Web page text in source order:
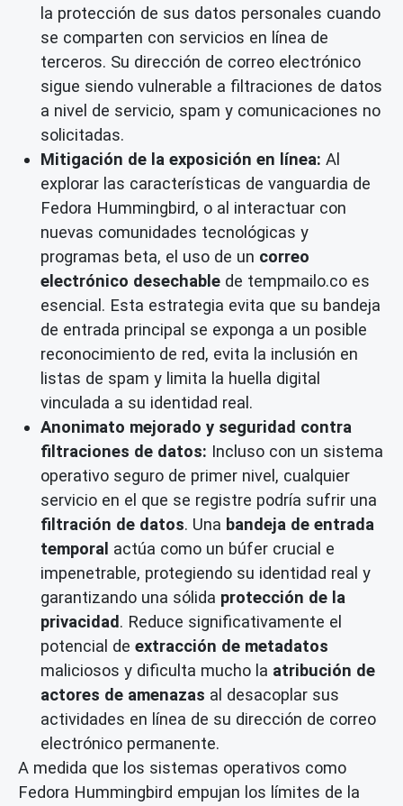
la protección de sus datos personales cuando
se comparten con servicios en línea de
terceros. Su dirección de correo electrónico
sigue siendo vulnerable a filtraciones de datos
a nivel de servicio, spam y comunicaciones no
solicitadas.
Mitigación de la exposición en línea: Al
explorar las características de vanguardia de
Fedora Hummingbird, o al interactuar con
nuevas comunidades tecnológicas y
programas beta, el uso de un correo
electrónico desechable de tempmailo.co es
esencial. Esta estrategia evita que su bandeja
de entrada principal se exponga a un posible
reconocimiento de red, evita la inclusión en
listas de spam y limita la huella digital
vinculada a su identidad real.
Anonimato mejorado y seguridad contra
filtraciones de datos: Incluso con un sistema
operativo seguro de primer nivel, cualquier
servicio en el que se registre podría sufrir una
filtración de datos. Una bandeja de entrada
temporal actúa como un búfer crucial e
impenetrable, protegiendo su identidad real y
garantizando una sólida protección de la
privacidad. Reduce significativamente el
potencial de extracción de metadatos
maliciosos y dificulta mucho la atribución de
actores de amenazas al desacoplar sus
actividades en línea de su dirección de correo
electrónico permanente.
A medida que los sistemas operativos como
Fedora Hummingbird empujan los límites de la